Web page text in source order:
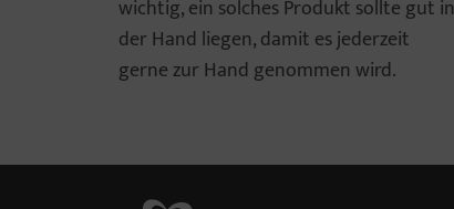
wichtig, ein solches Produkt sollte gut in
der Hand liegen, damit es jederzeit
gerne zur Hand genommen wird.